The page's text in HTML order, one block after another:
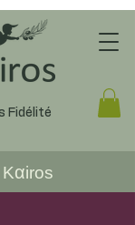
Fidélité
αiros